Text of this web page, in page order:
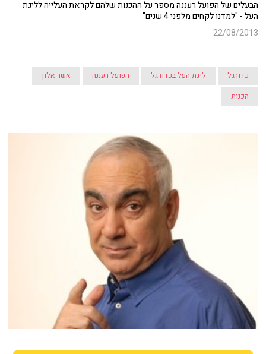
הבעלים של הפועל רעננה מספר על ההכנות שלהם לקראת העלייה לליגת
העל - "למדנו לקחים מלפני 4 שנים"
22/08/2013
כדורגל ליגת העל בכדורגל הפועל רעננה
אשר אלון
הכנות